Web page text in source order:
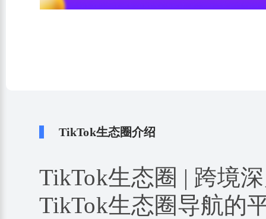
TikTok生态圈介绍
TikTok生态圈 | 跨境
TikTok生态圈导航的